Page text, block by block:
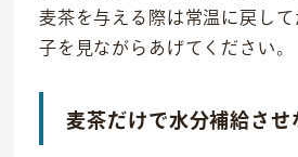
麦茶を与える際は常温に戻し
子を見ながらあげて ください。
麦茶だけで水分補給させ